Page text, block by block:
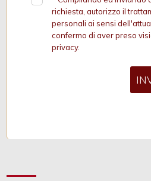
richiesta, autorizzo il
personali ai sensi
confermo di aver preso
privacy.